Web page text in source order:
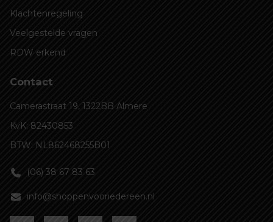
Klachtenregeling
Veelgestelde vragen
RDW erkend
Contact
Camerastraat 19, 1322BB Almere
KvK: 82430853
BTW: NL862468255B01
(06) 38 67 83 63
info@shoppenvooriedereen.nl